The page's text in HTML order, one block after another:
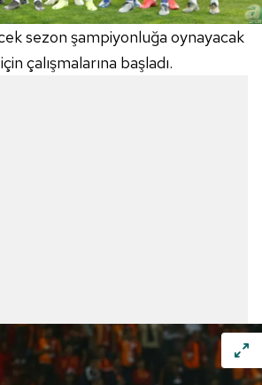
sezon şampiyonluğa oynayacak
çalışmalarına başladı.